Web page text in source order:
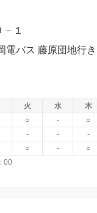
１
火 水
木
○ -
○
- -
-
○ -
○
00